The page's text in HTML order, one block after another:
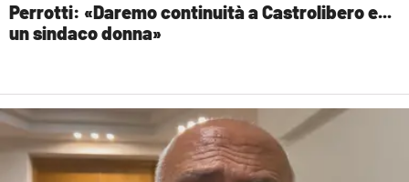
Perrotti: «Daremo continuità a Castrolibero e...
un sindaco donna»